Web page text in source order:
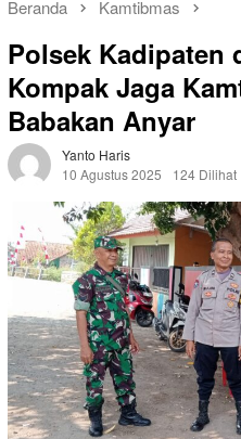
Beranda Kamtibmas
Polsek Kadipaten
Kompak Jaga
Babakan Anyar
Yanto Haris
10 Agustus 2025
124 Dilihat